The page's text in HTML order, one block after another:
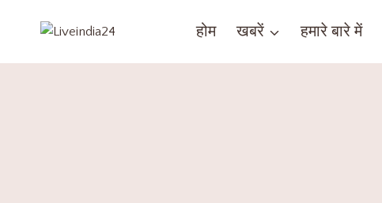
होम खबरें हमारे बारे में